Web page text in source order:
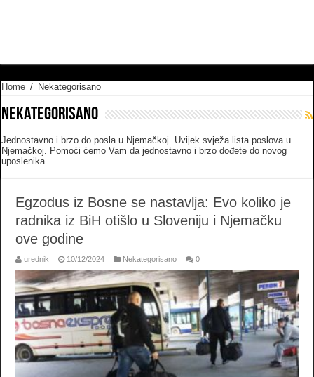
Home / Nekategorisano
Nekategorisano
Jednostavno i brzo do posla u Njemačkoj. Uvijek svježa lista poslova u
Njemačkoj. Pomoći ćemo Vam da jednostavno i brzo dođete do novog
uposlenika.
Egzodus iz Bosne se nastavlja: Evo koliko je
radnika iz BiH otišlo u Sloveniju i Njemačku
ove godine
urednik 10/12/2024 Nekategorisano 0